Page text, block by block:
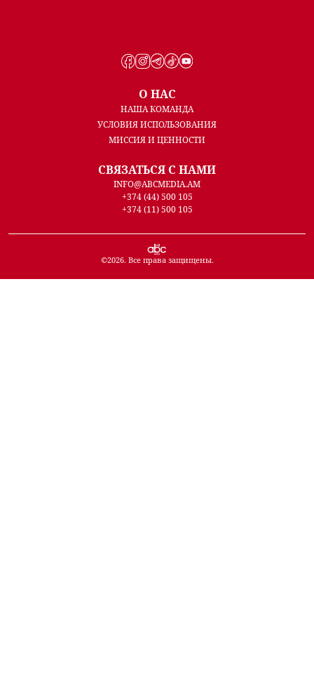
О НАС
НАША КОМАНДА
УСЛОВИЯ ИСПОЛЬЗОВАНИЯ
МИССИЯ И ЦЕННОСТИ
СВЯЗАТЬСЯ С НАМИ
INFO@ABCMEDIA.AM
+374 (44) 500 105
+374 (11) 500 105
©2026. Все права защищены.